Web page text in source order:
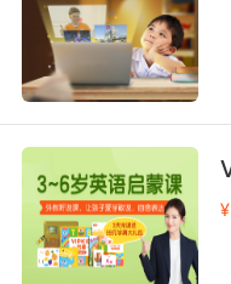
力，它也可以是有
词记忆：告别低效
背单词的方法是极
到Z，结果背了后面
微。对于这类学生
合“场景记忆法”。
而应从初中教材
300个核心词开始
架，掌握了它们，
¥